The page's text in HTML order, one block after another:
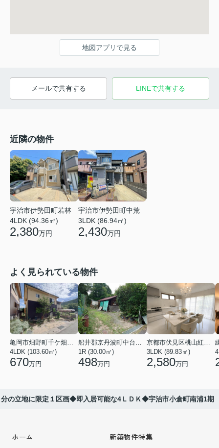
地図アプリで見る
メールで共有する LINEで共有する
近隣の物件
宇治市伊勢田町若林
4LDK (94.36㎡)
2,380万円
宇治市伊勢田町中荒
3LDK (86.94㎡)
2,430万円
よく見られている物件
4LDK (103.60㎡)
670万円
1R (30.00㎡)
498万円
3LDK (89.83㎡)
2,580万円
の立地に限定１区画◆即入居可能な4ＬＤＫ◆宇治市小倉町南浦1期
ホーム
新築物件特集